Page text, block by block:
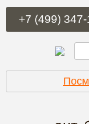
+7 (499)